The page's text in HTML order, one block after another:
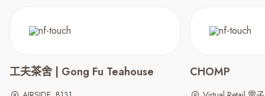
工夫茶舍 | Gong Fu Teahouse CHOMP